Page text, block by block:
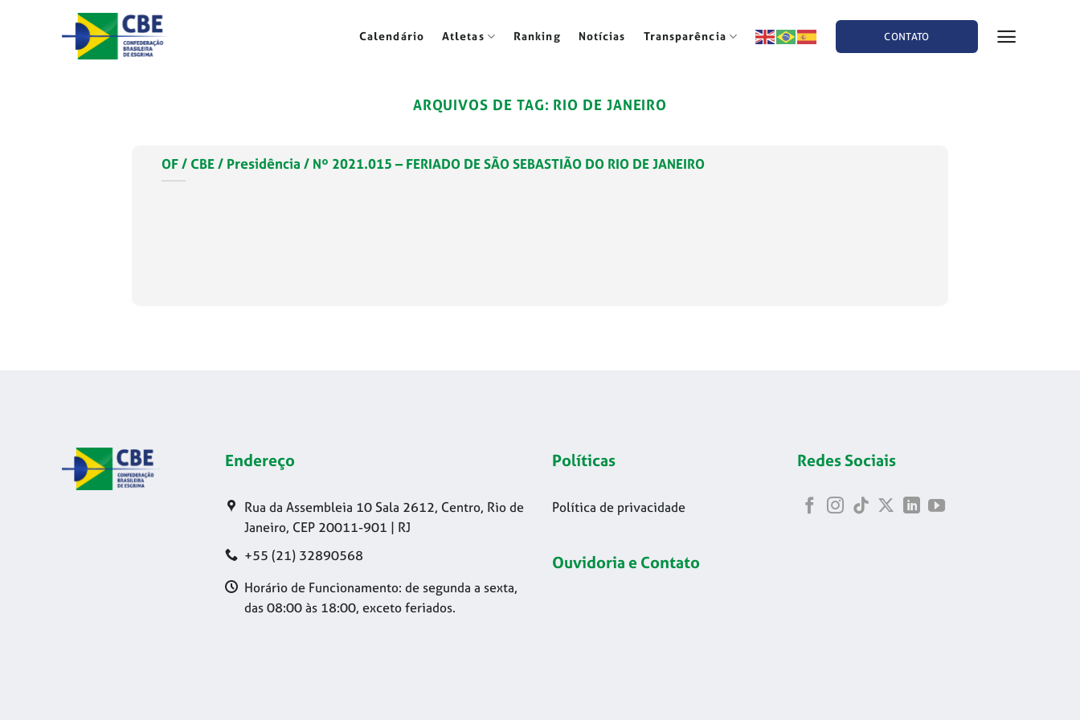
Calendário Atletas Ranking Notícias Transparência CONTATO
ARQUIVOS DE TAG: RIO DE JANEIRO
OF / CBE / Presidência / Nº 2021.015 – FERIADO DE SÃO SEBASTIÃO DO RIO DE JANEIRO
Endereço
Rua da Assembleia 10 Sala 2612, Centro, Rio de
Janeiro, CEP 20011-901 | RJ
+55 (21) 32890568
Horário de Funcionamento: de segunda a sexta,
das 08:00 às 18:00, exceto feriados.
Políticas
Política de privacidade
Ouvidoria e Contato
Redes Sociais